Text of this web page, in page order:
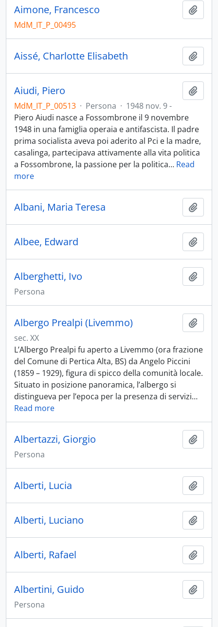
Aimone, Francesco
MdM_IT_P_00495
Aissé, Charlotte Elisabeth
Aiudi, Piero
MdM_IT_P_00513 · Persona · 1948 nov. 9 -
Piero Aiudi nasce a Fossombrone il 9 novembre
1948 in una famiglia operaia e antifascista. Il padre
prima socialista aveva poi aderito al Pci e la madre,
casalinga, partecipava attivamente alla vita politica
a Fossombrone, la passione per la politica… Read
more
Albani, Maria Teresa
Albee, Edward
Alberghetti, Ivo
Persona
Albergo Prealpi (Livemmo)
sec. XX
L’Albergo Prealpi fu aperto a Livemmo (ora frazione
del Comune di Pertica Alta, BS) da Angelo Piccini
(1859 – 1929), figura di spicco della comunità locale.
Situato in posizione panoramica, l’albergo si
distingueva per l’epoca per la presenza di servizi…
Read more
Albertazzi, Giorgio
Persona
Alberti, Lucia
Alberti, Luciano
Alberti, Rafael
Albertini, Guido
Persona